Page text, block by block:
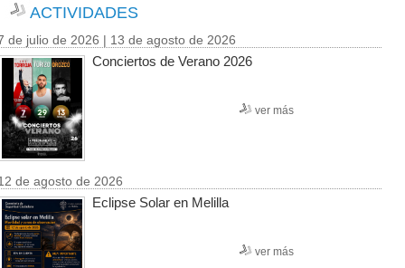
ACTIVIDADES
de julio de 2026 | 13 de agosto de 2026
Conciertos de Verano 2026
ver más
de agosto de 2026
Eclipse Solar en Melilla
ver más